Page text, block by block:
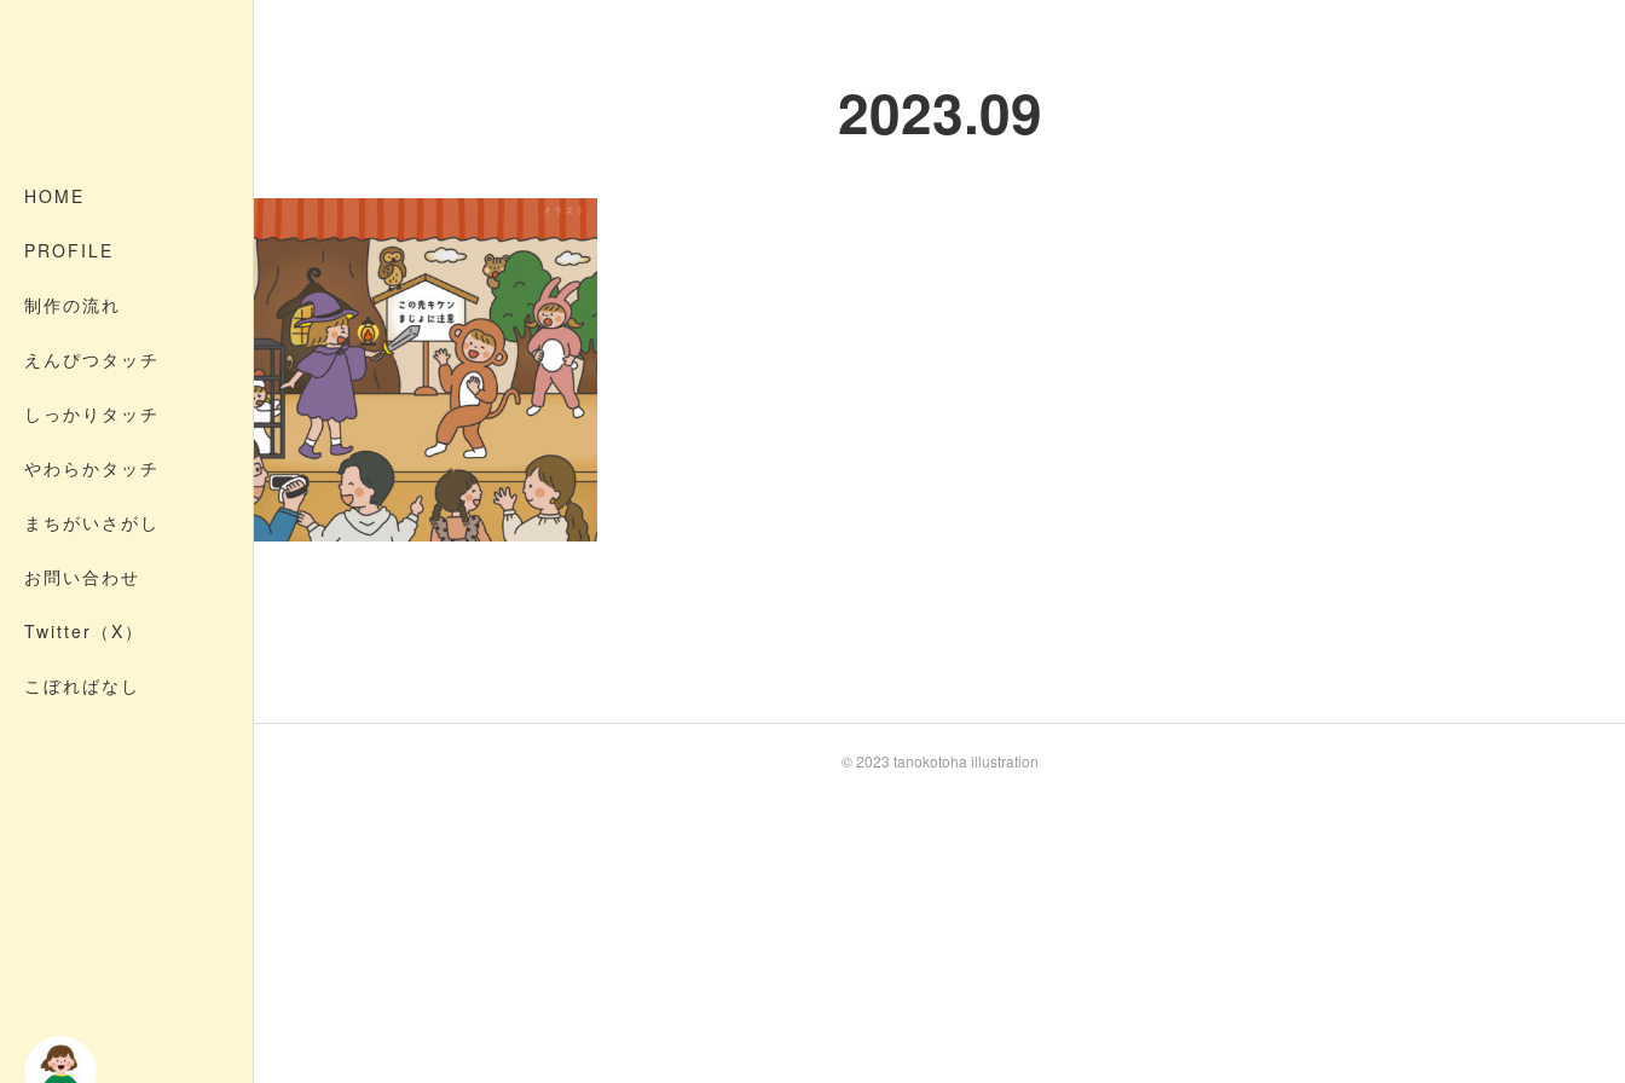
HOME
PROFILE
制作の流れ
えんぴつタッチ
しっかりタッチ
やわらかタッチ
まちがいさがし
お問い合わせ
Twitter（X）
こぼればなし
2023.09
© 2023 tanokotoha illustration